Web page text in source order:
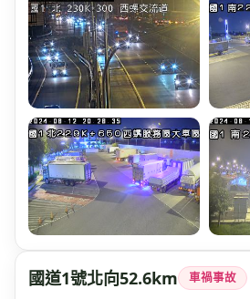
國道1號北向52.6km 車禍事故